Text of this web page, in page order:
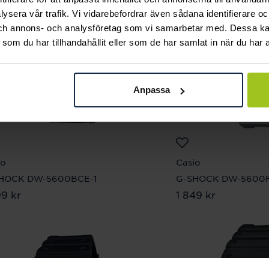
vår trafik. Vi vidarebefordrar även sådana identifierare
annons- och analysföretag som vi samarbetar med. Dessa
du har tillhandahållit eller som de har samlat in när du har
Anpassa
DW-5600BCE-1
:1 899 kr
kr
Casio
G-SHOCK DW-
Pris:1 849 kr
1 849 kr